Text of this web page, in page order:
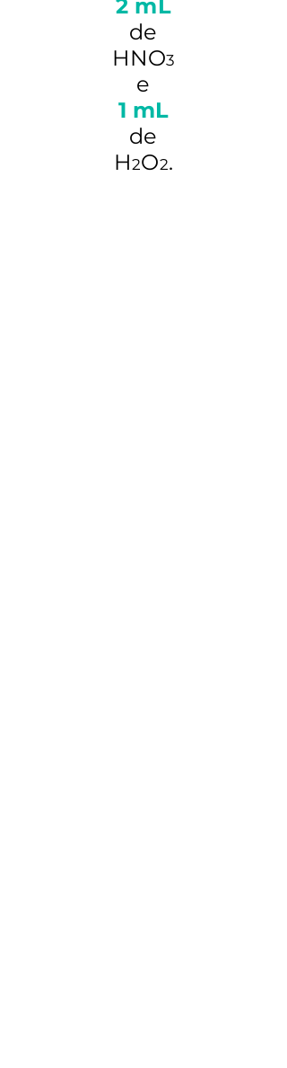
2 mL
de
HNO3
e
1 mL
de
H2O2.